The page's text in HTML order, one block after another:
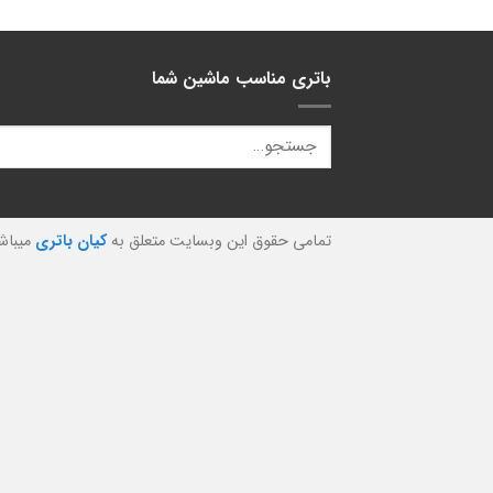
باتری مناسب ماشین شما
تمامی حقوق این وبسایت متعلق بهکیان باتری